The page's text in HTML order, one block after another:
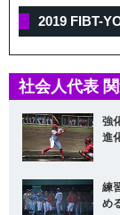
2019 FIBT-
社会人代表
強
進
練
め